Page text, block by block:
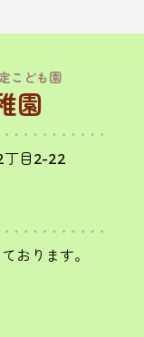
こども園
園
目2-22
おります。